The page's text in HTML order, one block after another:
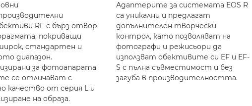
RF с бърз отвор
покриващи
стандартен и
диапазон.
за фотоапарата
те се отличават с
качество от серия L и
на образа.
Адаптерите за системата EOS R
са уникални и предлагат
допълнителен творчески
контрол, като позволяват на
фотографи и режисьори да
използват обективите си EF и EF-
S с пълна съвместимост и без
загуба в производителността.